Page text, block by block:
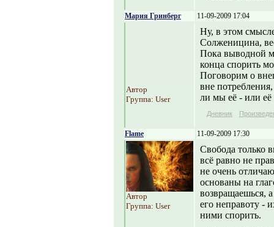
Мария Гринберг 11-09-2009 17:04
Автор
Группа: User
Ну, в этом
Солженицина,
Пока выводной
конца спорить
Поговорим о
вне
ли мы её - или её
Дневник
Flame 11-09-2009 17:30
Автор
Группа: User
Свобода только
всё равно не
не очень
основаны на
возвращаешься,
его неправоту -
ними спорить.